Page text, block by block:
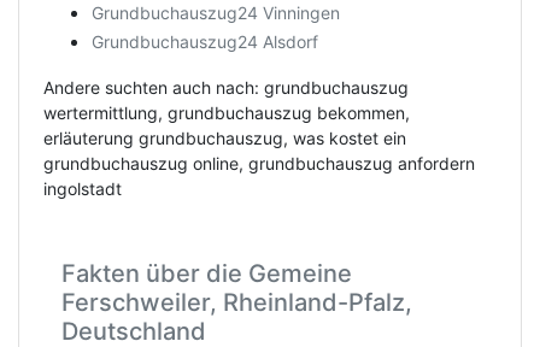
Grundbuchauszug24 Vinningen
Grundbuchauszug24 Alsdorf
Andere suchten auch nach: grundbuchauszug
wertermittlung, grundbuchauszug bekommen,
erläuterung grundbuchauszug, was kostet ein
grundbuchauszug online, grundbuchauszug anfordern
ingolstadt
Fakten über die Gemeine
Ferschweiler, Rheinland-Pfalz,
Deutschland